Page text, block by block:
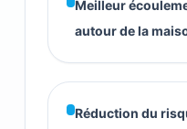
Meilleur
autour de la
Réduction du